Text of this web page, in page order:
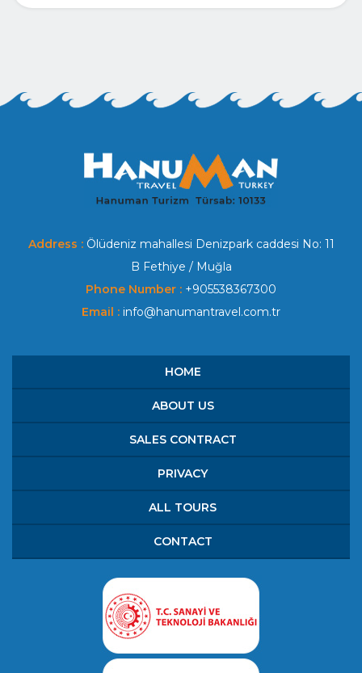
Address : Ölüdeniz mahallesi Denizpark caddesi No: 11
B Fethiye / Muğla
Phone Number : +905538367300
Email : info@hanumantravel.com.tr
HOME
ABOUT US
SALES CONTRACT
PRIVACY
ALL TOURS
CONTACT